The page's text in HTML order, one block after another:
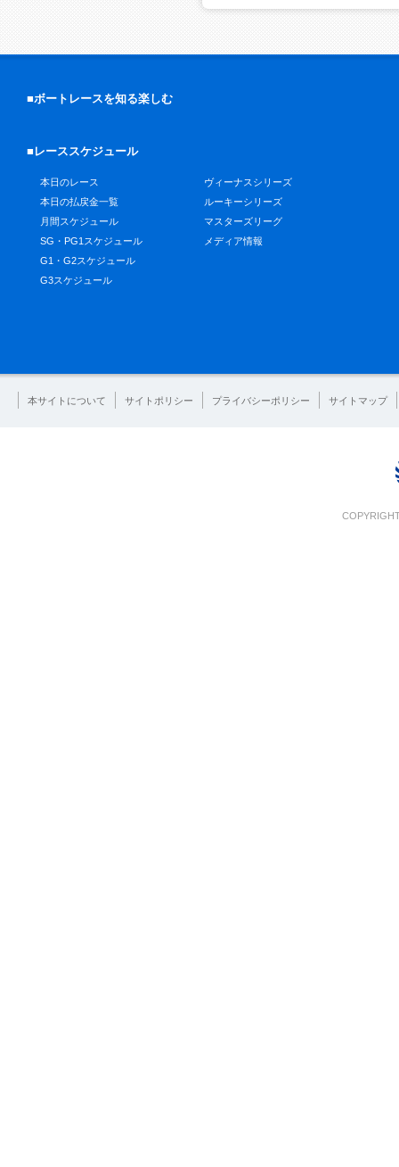
■ボートレースを知る楽しむ
■レーススケジュール
本日のレース
本日の払戻金一覧
月間スケジュール
SG・PG1スケジュール
G1・G2スケジュール
G3スケジュール
ヴィーナスシリーズ
ルーキーシリーズ
マスターズリーグ
メディア情報
本サイトについて サイトポリシー プライバシーポリシー サイトマップ